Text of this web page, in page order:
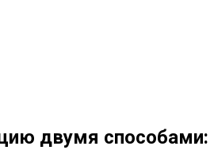
двумя способами: